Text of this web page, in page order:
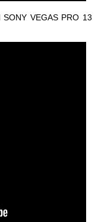
VEGAS PRO 13